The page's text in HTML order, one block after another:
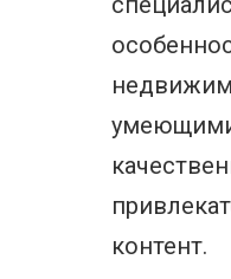
контент.